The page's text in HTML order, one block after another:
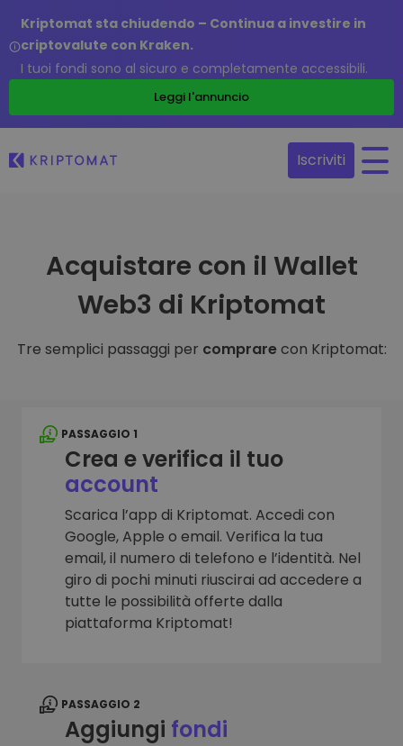
Kriptomat sta chiudendo – Continua a investire in
criptovalute con Kraken.
I tuoi fondi sono al sicuro e completamente accessibili.
Leggi l'annuncio
Iscriviti
Acquistare con il Wallet
Web3 di Kriptomat
Tre semplici passaggi per comprarecon Kriptomat:
PASSAGGIO 1
Crea e verifica il tuo
account
Scarica l’app di Kriptomat. Accedi con
Google, Apple o email. Verifica la tua
email, il numero di telefono e l’identità. Nel
giro di pochi minuti riuscirai ad accedere a
tutte le possibilità offerte dalla
piattaforma Kriptomat!
PASSAGGIO 2
Aggiungi fondi